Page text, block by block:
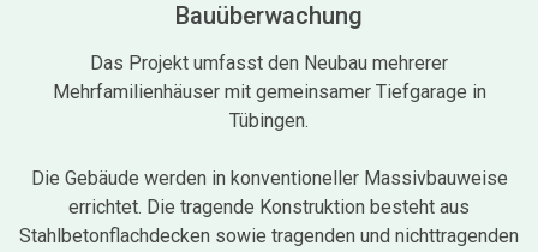
Bauüberwachung
Das Projekt umfasst den Neubau mehrerer
Mehrfamilienhäuser mit gemeinsamer Tiefgarage in
Tübingen.
Die Gebäude werden in konventioneller Massivbauweise
errichtet. Die tragende Konstruktion besteht aus
Stahlbetonflachdecken sowie tragenden und nichttragenden